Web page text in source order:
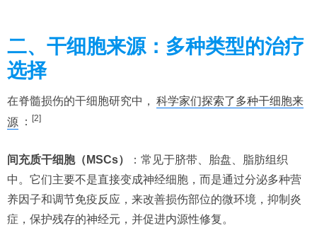
二、干细胞来源：多种类型的治疗
选择
在脊髓损伤的干细胞研究中， 科学家们探索了多种干细胞来
源 ： [2]
间充质干细胞（MSCs）
：常见于脐带、胎盘、脂肪组织
中。它们主要不是直接变成神经细胞，而是通过分泌多种营
养因子和调节免疫反应，来改善损伤部位的微环境，抑制炎
症，保护残存的神经元，并促进内源性修复。